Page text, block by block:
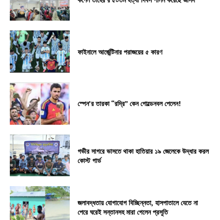
ফাইনালে আর্জেন্টিনার পরাজয়ের ৫ কারণ
স্পেন’র তারকা “রদ্রি” কেন গোল্ডেনবল পেলেন!
গভীর সাগরে ভাসতে থাকা হাতিয়ার ১৯ জেলেকে উদ্ধার করল
কোস্ট গার্ড
জলাবদ্ধতায় যোগাযোগ বিচ্ছিন্নতা, হাসপাতালে যেতে না
পেরে ঘরেই সন্তানসহ মারা গেলেন প্রসূতি